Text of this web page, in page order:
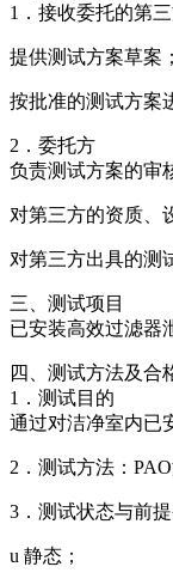
1．接收委托的第
提供测试方案草案；
按批准的测试方案
2．委托方
负责测试方案的审
对第三方的资质、
对第三方出具的测
三、测试项目
已安装高效过滤器
四、测试方法及合
1．测试目的
通过对洁净室内已
2．测试方法：PAO
3．测试状态与前
u 静态；